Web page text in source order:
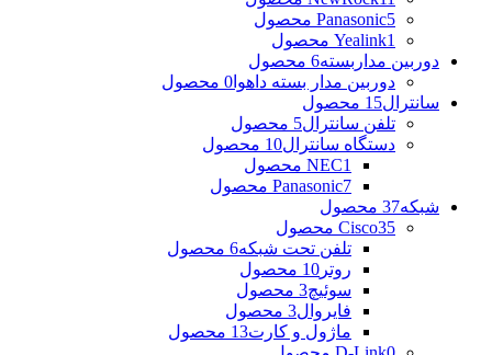
Panasonic5 محصول
Yealink1 محصول
دوربین مداربسته6 محصول
دوربین مدار بسته داهوا 0 محصول
سانترال15 محصول
تلفن سانترال5 محصول
دستگاه سانترال10 محصول
NEC1 محصول
Panasonic7 محصول
شبکه37 محصول
Cisco35 محصول
تلفن تحت شبکه6 محصول
روتر 10 محصول
سوئیچ3 محصول
فایروال3 محصول
ماژول و کارت13 محصول